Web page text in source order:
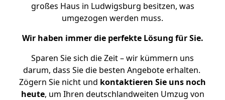
großes Haus in Ludwigsburg besitzen, was
umgezogen werden muss.
Wir haben immer die perfekte Lösung für Sie.
Sparen Sie sich die Zeit – wir kümmern uns
darum, dass Sie die besten Angebote erhalten.
Zögern Sie nicht und kontaktieren Sie uns noch
heute, um Ihren deutschlandweiten Umzug von